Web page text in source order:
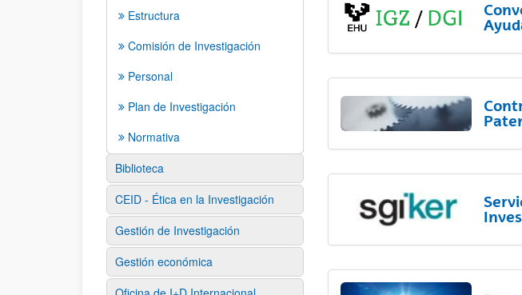
Estructura
Comisión de Investigación
Personal
Plan de Investigación
Normativa
Biblioteca
CEID - Ética en la Investigación
Gestión de Investigación
Gestión económica